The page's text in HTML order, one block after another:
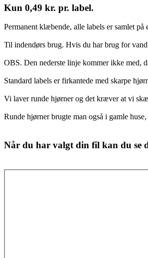
Kun 0,49 kr. pr. label.
Permanent klæbende, alle labels er samlet
Til indendørs brug. Hvis du har brug for
OBS. Den nederste linje kommer ikke med,
Standard labels er firkantede med skarpe
Vi laver runde hjørner og det kræver at vi
Runde hjørner brugte man også i gamle
Når du har valgt din fil kan du se